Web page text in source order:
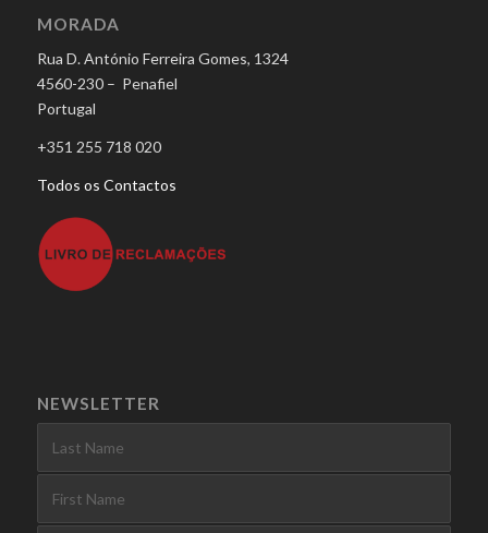
MORADA
Rua D. António Ferreira Gomes, 1324
4560-230 – Penafiel
Portugal
+351 255 718 020
Todos os Contactos
NEWSLETTER